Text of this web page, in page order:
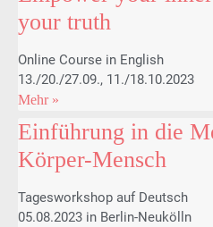
your truth
Online Course in English
13./20./27.09., 11./18.10.2023
Mehr »
Einführung in die
Körper-Mensch
Tagesworkshop auf Deutsch
05.08.2023 in Berlin-Neukölln